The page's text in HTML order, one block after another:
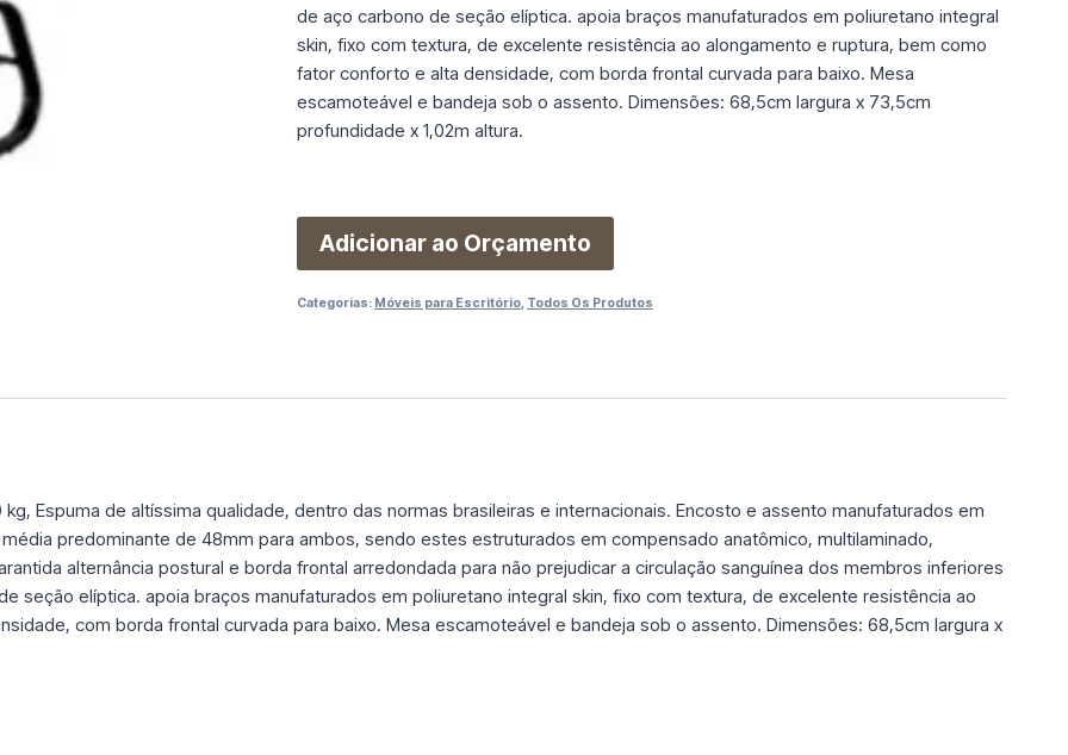
de aço carbono de seção elíptica. apoia braços manufaturados em poliuretano integral
skin, fixo com textura, de excelente resistência ao alongamento e ruptura, bem como
fator conforto e alta densidade, com borda frontal curvada para baixo. Mesa
escamoteável e bandeja sob o assento. Dimensões: 68,5cm largura x 73,5cm
profundidade x 1,02m altura.
Adicionar ao Orçamento
Categorias: Móveis para Escritório, Todos Os Produtos
Espuma de altíssima qualidade, dentro das normas brasileiras e internacionais. Encosto e assento manufaturados em
predominante de 48mm para ambos, sendo estes estruturados em compensado anatômico, multilaminado,
alternância postural e borda frontal arredondada para não prejudicar a circulação sanguínea dos membros inferiores
seção elíptica. apoia braços manufaturados em poliuretano integral skin, fixo com textura, de excelente resistência ao
com borda frontal curvada para baixo. Mesa escamoteável e bandeja sob o assento. Dimensões: 68,5cm largura x